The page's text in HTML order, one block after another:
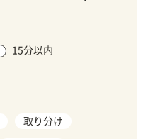
15分以内
取り分け